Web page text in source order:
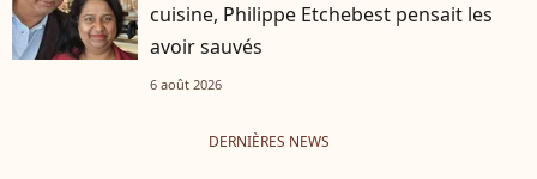
cuisine, Philippe Etchebest pensait les
avoir sauvés
6 août 2026
DERNIÈRES NEWS